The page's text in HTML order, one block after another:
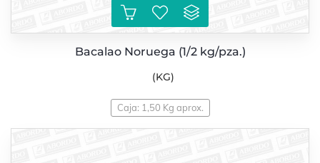
Bacalao Noruega (1/2 kg/pza.)
(KG)
Caja: 1,50 Kg aprox.